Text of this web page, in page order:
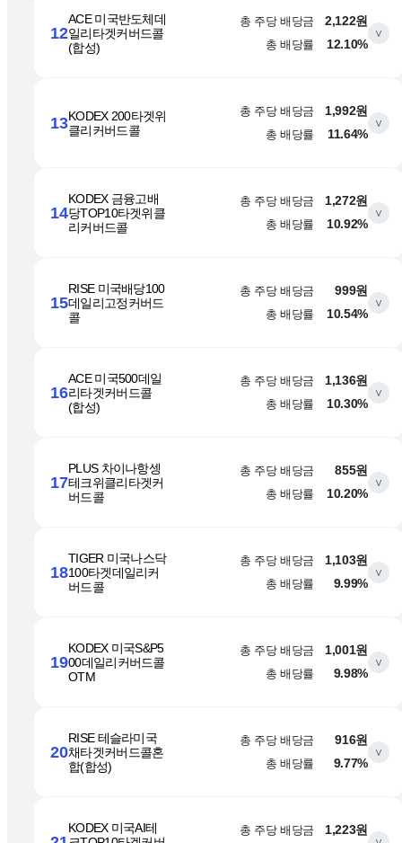
12
ACE 미국반도체데
일리타겟커버드콜
(합성)
총 주당 배당금
2,122원
총 배당률
12.10%
∨
13KODEX 200타겟위
클리커버드콜
총 주당 배당금
1,992원
총 배당률
11.64%
∨
14
KODEX 금융고배
당TOP10타겟위클
리커버드콜
총 주당 배당금
1,272원
총 배당률
10.92%
∨
15
RISE 미국배당100
데일리고정커버드
콜
총 주당 배당금
999원
총 배당률
10.54%
∨
16
ACE 미국500데일
리타겟커버드콜
(합성)
총 주당 배당금
1,136원
총 배당률
10.30%
∨
17
PLUS 차이나항셍
테크위클리타겟커
버드콜
총 주당 배당금
855원
총 배당률
10.20%
∨
18
TIGER 미국나스닥
100타겟데일리커
버드콜
총 주당 배당금
1,103원
총 배당률
9.99%
∨
19
KODEX 미국S&P5
00데일리커버드콜
OTM
총 주당 배당금
1,001원
총 배당률
9.98%
∨
20
RISE 테슬라미국
채타겟커버드콜혼
합(합성)
총 주당 배당금
916원
총 배당률
9.77%
∨
KODEX 미국AI테
총 주당 배당금 1,223원